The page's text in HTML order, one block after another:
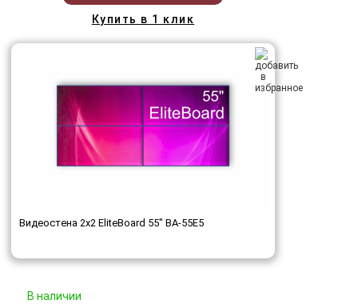
Купить в 1 клик
Видеостена 2x2 EliteBoard 55" BA-55E5
В наличии